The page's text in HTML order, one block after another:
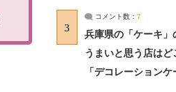
3
コメント数： 7
兵庫県の「ケーキ
うまいと思う店は
「デコレーションケ